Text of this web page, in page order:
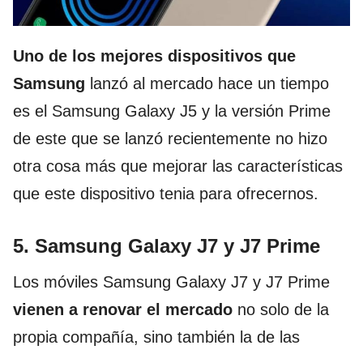
Uno de los mejores dispositivos que
Samsung lanzó al mercado hace un tiempo
es el Samsung Galaxy J5 y la versión Prime
de este que se lanzó recientemente no hizo
otra cosa más que mejorar las características
que este dispositivo tenia para ofrecernos.
5. Samsung Galaxy J7 y J7 Prime
Los móviles Samsung Galaxy J7 y J7 Prime
vienen a renovar el mercado no solo de la
propia compañía, sino también la de las